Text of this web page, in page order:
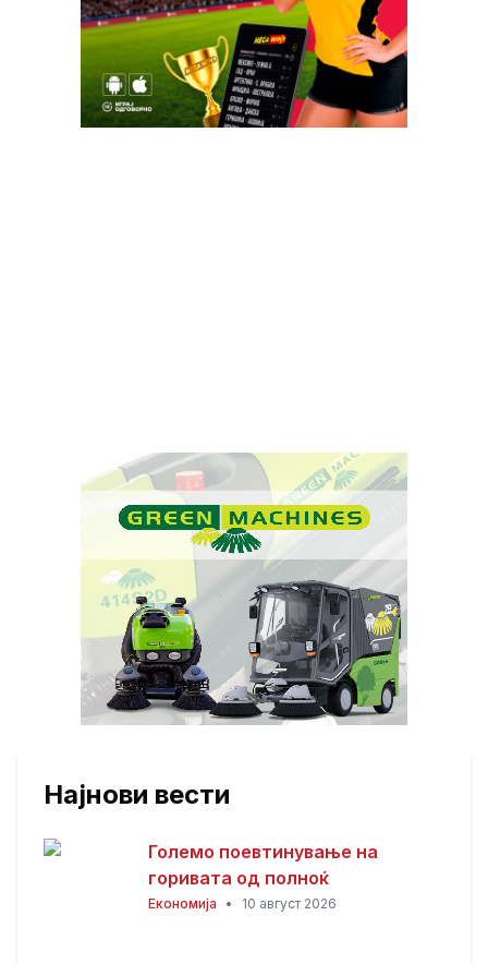
Најнови вести
Големо поевтинување на
горивата од полноќ
Економија • 10 август 2026